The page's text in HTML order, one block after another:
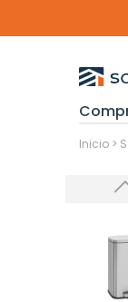
Inicio >